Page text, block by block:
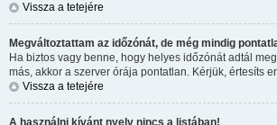
Vissza a tetejére
Megváltoztattam az időzónát, de még mindig
Ha biztos vagy benne, hogy helyes időzónát adtál
más, akkor a szerver órája pontatlan. Kérjük, értesíts
Vissza a tetejére
A használni kívánt nyelv nincs a listában!